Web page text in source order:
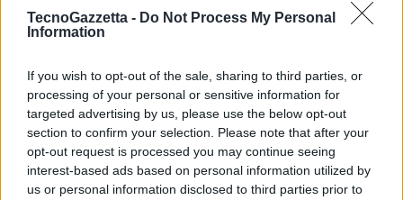
TecnoGazzetta - Do Not Process My Personal
Information
If you wish to opt-out of the sale, sharing to third parties, or
processing of your personal or sensitive information for
targeted advertising by us, please use the below opt-out
section to confirm your selection. Please note that after your
opt-out request is processed you may continue seeing
interest-based ads based on personal information utilized by
us or personal information disclosed to third parties prior to